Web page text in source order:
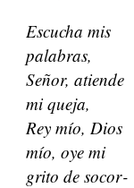
Escucha mis
pal­abras,
Señor, atiende
mi que­ja,
Rey mío, Dios
mío, oye mi
gri­to de socor­